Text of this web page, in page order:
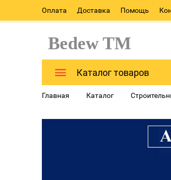
Оплата Доставка Помощь
Bedew TM
Каталог товаров
Главная Каталог